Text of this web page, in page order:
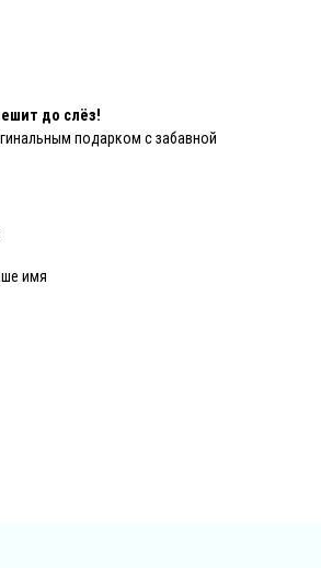
до слёз!
подарком с забавной
имя